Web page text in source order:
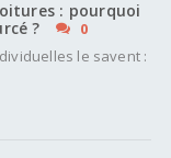
: pourquoi
?
0
le savent :